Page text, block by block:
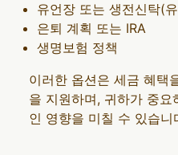
유언장 또는 생전신탁(
은퇴 계획 또는 IRA
생명보험 정책
이러한 옵션은 세금 혜택
을 지원하며, 귀하가 중
인 영향을 미칠 수 있습니